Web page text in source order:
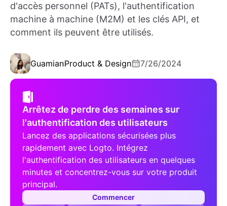
d'accès personnel (PATs), l'authentification
machine à machine (M2M) et les clés API, et
comment ils peuvent être utilisés.
GuamianProduct & Design 7/26/2024
Arrêtez de perdre des semaines sur
l'authentification des utilisateurs
Lancez des applications sécurisées plus
rapidement avec Logto. Intégrez
l'authentification des utilisateurs en quelques
minutes et concentrez-vous sur votre produit
principal.
Commencer